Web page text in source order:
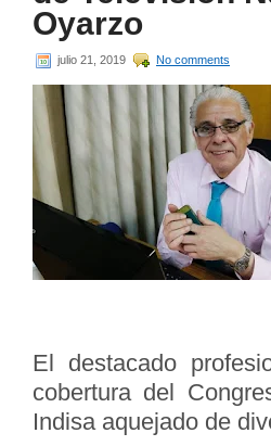
Oyarzo
julio 21, 2019 No comments
El destacado
cobertura del
Indisa aquejado de